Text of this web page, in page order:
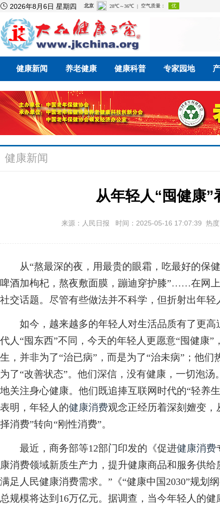
 2026年8月6日 星期四
健康新闻 养老健康 健康科普 专家园地
健康新闻
从年轻人“囤健康”
来源：人民日报 时间：2025-05-16 17:07:39 热
从“熬最深的夜，用最贵的眼霜，吃最好的保健
啤酒加枸杞，熬夜敷面膜，蹦迪穿护膝”……在网
社交话题。尽管有些做法并不科学，但折射出年轻
如今，越来越多的年轻人对生活品质有了更高
代人“囤东西”不同，今天的年轻人更愿意“囤健康
生，并非为了“治已病”，而是为了“治未病”；他
为了“改善状态”。他们深信，没有健康，一切泡
地关注身心健康。他们既追捧互联网时代的“轻养
表明，年轻人的健康消费观念正经历着深刻嬗变，
择消费”转向“刚性消费”。
最近，商务部等12部门印发的《促进健康消费
康消费领域新质生产力，提升健康商品和服务供
满足人民健康消费需求。”《“健康中国2030”规划
总规模将达到16万亿元。据调查，当今年轻人的